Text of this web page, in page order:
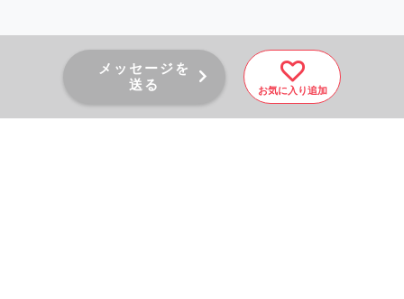
メッセージを
送る
お気に入り追加